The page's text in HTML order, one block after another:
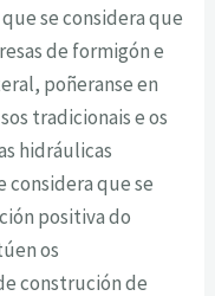
se considera que
de formigón e
poñeranse en
tradicionais e os
hidráulicas
considera que se
positiva do
os
construción de